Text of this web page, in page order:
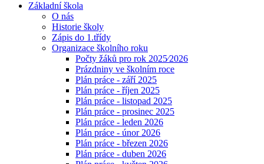
Základní škola
O nás
Historie školy
Zápis do 1.třídy
Organizace školního roku
Počty žáků pro rok 2025⁄2026
Prázdniny ve školním roce
Plán práce - září 2025
Plán práce - říjen 2025
Plán práce - listopad 2025
Plán práce - prosinec 2025
Plán práce - leden 2026
Plán práce - únor 2026
Plán práce - březen 2026
Plán práce - duben 2026